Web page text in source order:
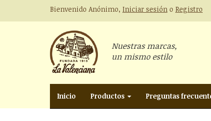
Bienvenido Anónimo, Iniciar sesión o Registro
Nuestras marcas,
un mismo estilo
Inicio Productos Preguntas